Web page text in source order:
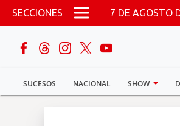
Pasar al contenido principal
SECCIONES 7 DE AGOSTO
SUCESOS NACIONAL SHOW
buscar
Sucesos